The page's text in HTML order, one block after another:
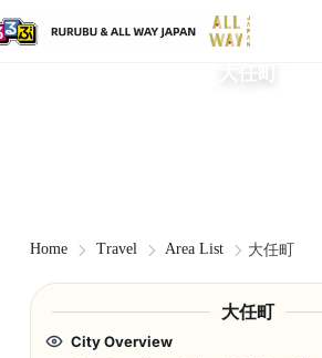
大任町
Home Travel Area List 大任町
大任町
City Overview